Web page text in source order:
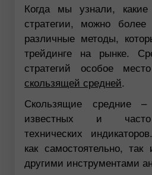
Когда мы узнали,
стратегии, можно более
различные методы,
трейдинге на рынке.
стратегий особое
скользящей средней.
Скользящие средние
известных и часто
технических
как самостоятельно,
другими инструментами